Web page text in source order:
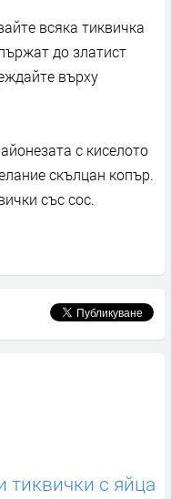
всяка тиквичка
до златист
върху
с киселото
скълцан копър.
със сос.
с яйца